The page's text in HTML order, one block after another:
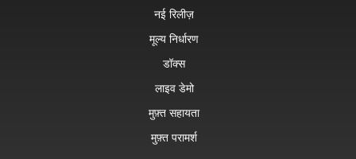
नई रिलीज़
मूल्य निर्धारण
डॉक्स
लाइव डेमो
मुफ़्त सहायता
मुफ़्त परामर्श